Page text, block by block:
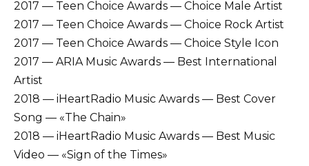
2017 — Teen Choice Awards — Choice Male Artist
2017 — Teen Choice Awards — Choice Rock Artist
2017 — Teen Choice Awards — Choice Style Icon
2017 — ARIA Music Awards — Best International
Artist
2018 — iHeartRadio Music Awards — Best Cover
Song — «The Chain»
2018 — iHeartRadio Music Awards — Best Music
Video — «Sign of the Times»